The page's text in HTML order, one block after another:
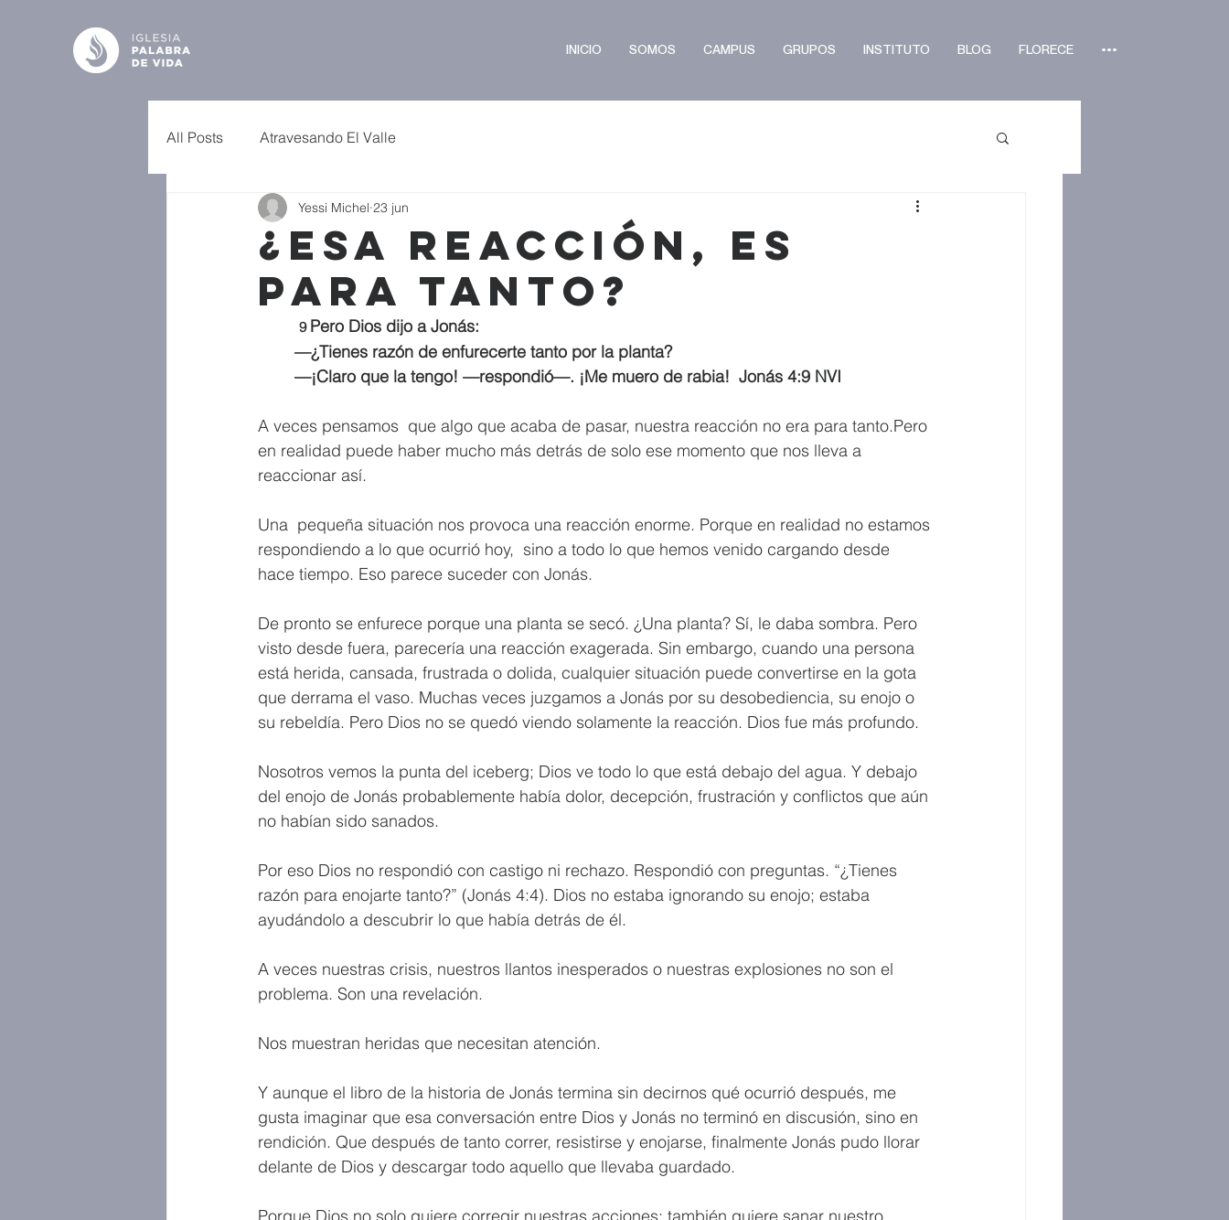
INICIO SOMOS CAMPUS GRUPOS INSTITUTO BLOG FLORECE •••
All Posts Atravesando El Valle
¿Esa reacción, Es
para tanto?
Yessi Michel 23 jun
9 Pero Dios dijo a Jonás:
—¿Tienes razón de enfurecerte tanto por la planta?
—¡Claro que la tengo! —respondió—. ¡Me muero de rabia!  Jonás 4:9 NVI
A veces pensamos  que algo que acaba de pasar, nuestra reacción no era para tanto.Pero
en realidad puede haber mucho más detrás de solo ese momento que nos lleva a
reaccionar así.
Una  pequeña situación nos provoca una reacción enorme. Porque en realidad no estamos
respondiendo a lo que ocurrió hoy,  sino a todo lo que hemos venido cargando desde
hace tiempo. Eso parece suceder con Jonás.
De pronto se enfurece porque una planta se secó. ¿Una planta? Sí, le daba sombra. Pero
visto desde fuera, parecería una reacción exagerada. Sin embargo, cuando una persona
está herida, cansada, frustrada o dolida, cualquier situación puede convertirse en la gota
que derrama el vaso. Muchas veces juzgamos a Jonás por su desobediencia, su enojo o
su rebeldía. Pero Dios no se quedó viendo solamente la reacción. Dios fue más profundo.
Nosotros vemos la punta del iceberg; Dios ve todo lo que está debajo del agua. Y debajo
del enojo de Jonás probablemente había dolor, decepción, frustración y conflictos que aún
no habían sido sanados.
Por eso Dios no respondió con castigo ni rechazo. Respondió con preguntas. “¿Tienes
razón para enojarte tanto?” (Jonás 4:4). Dios no estaba ignorando su enojo; estaba
ayudándolo a descubrir lo que había detrás de él.
A veces nuestras crisis, nuestros llantos inesperados o nuestras explosiones no son el
problema. Son una revelación.
Nos muestran heridas que necesitan atención.
Y aunque el libro de la historia de Jonás termina sin decirnos qué ocurrió después, me
gusta imaginar que esa conversación entre Dios y Jonás no terminó en discusión, sino en
rendición. Que después de tanto correr, resistirse y enojarse, finalmente Jonás pudo llorar
delante de Dios y descargar todo aquello que llevaba guardado.